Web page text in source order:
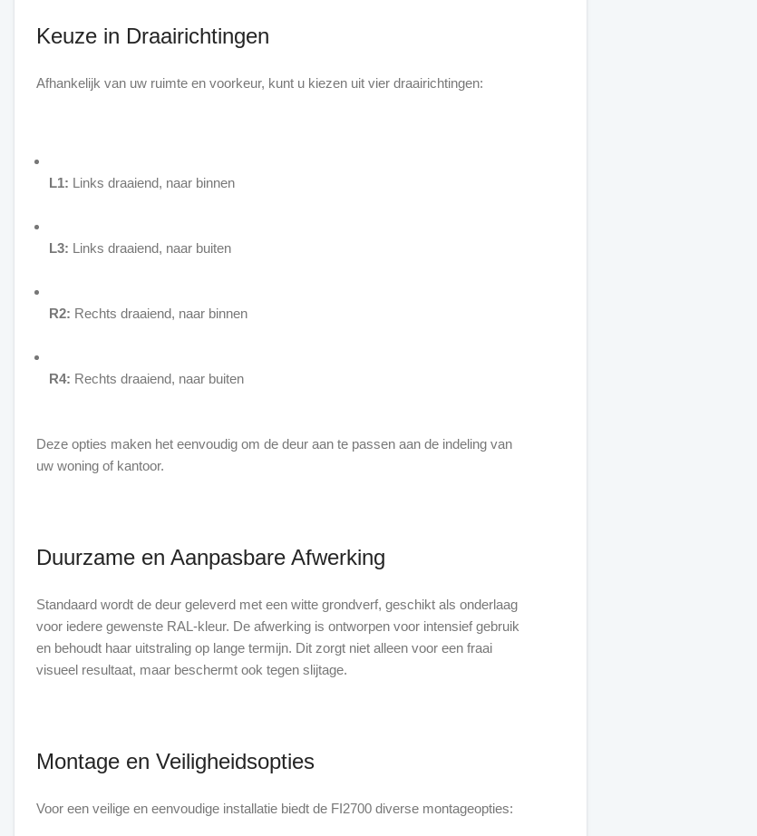
Keuze in Draairichtingen
Afhankelijk van uw ruimte en voorkeur, kunt u kiezen uit vier draairichtingen:
L1: Links draaiend, naar binnen
L3: Links draaiend, naar buiten
R2: Rechts draaiend, naar binnen
R4: Rechts draaiend, naar buiten
Deze opties maken het eenvoudig om de deur aan te passen aan de indeling van
uw woning of kantoor.
Duurzame en Aanpasbare Afwerking
Standaard wordt de deur geleverd met een witte grondverf, geschikt als onderlaag
voor iedere gewenste RAL-kleur. De afwerking is ontworpen voor intensief gebruik
en behoudt haar uitstraling op lange termijn. Dit zorgt niet alleen voor een fraai
visueel resultaat, maar beschermt ook tegen slijtage.
Montage en Veiligheidsopties
Voor een veilige en eenvoudige installatie biedt de FI2700 diverse montageopties: